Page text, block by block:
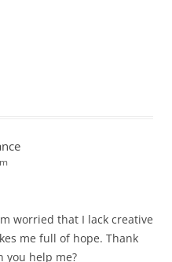
worried that I lack creative
me full of hope. Thank
you help me?